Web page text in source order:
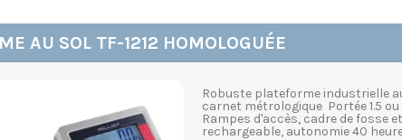
AU SOL TF-1212 HOMOLOGUÉE
Robuste plateforme industrielle
carnet métrologique Portée 1.5
Rampes d'accès, cadre de fosse
rechargeable, autonomie 40